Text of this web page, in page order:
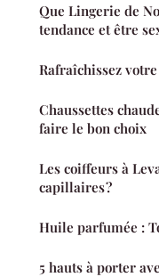
Que Lingerie de
tendance et être
Rafraîchissez
Chaussettes
faire le bon choix
Les coiffeurs à
capillaires ?
Huile parfumée :
5 hauts à porter